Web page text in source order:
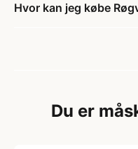
Hvor kan jeg købe
Du er